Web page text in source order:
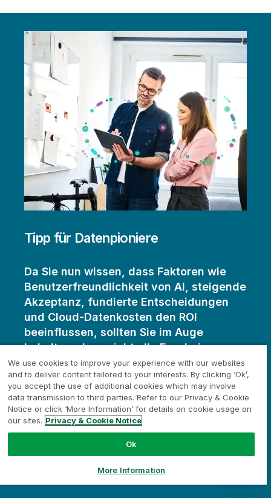
Tipp für Datenpioniere
Da Sie nun wissen, dass Faktoren wie
Benutzerfreundlichkeit von AI, steigende
Akzeptanz, fundierte Entscheidungen
und Cloud-Datenkosten den ROI
beeinflussen, sollten Sie im Auge
behalten, dass nicht alle Ergebnisse
finanzieller Natur sind:
• Höhere Produktivität bei allen internen Teams
• Optimiertes Kundenerlebnis
• Innovation durch wertvolle, bisher nicht genutzte Dark
• Verbesserte Sicherheitsmethoden, die Ihren guten Ruf
We use cookies to improve your experience with our websites
and to deliver content tailored to your interests. By clicking ‘Ok’,
you accept the use of additional cookies which may involve
data transmission to third parties. Refer to our Privacy & Cookie
Notice or click ‘More Information’ for details on cookie usage on
our sites. Privacy & Cookie Notice
Ok
More Information